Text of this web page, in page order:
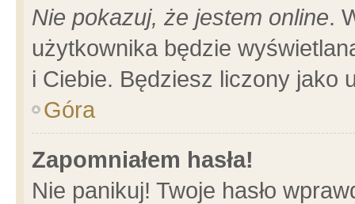
Nie pokazuj, że jestem online.
użytkownika będzie
i Ciebie. Będziesz liczony jako
Góra
Zapomniałem hasła!
Nie panikuj! Twoje hasło